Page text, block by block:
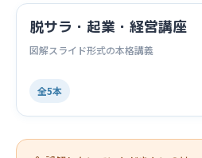
脱サラ・起業・経営講座
図解スライド形式の本格講義
全5本